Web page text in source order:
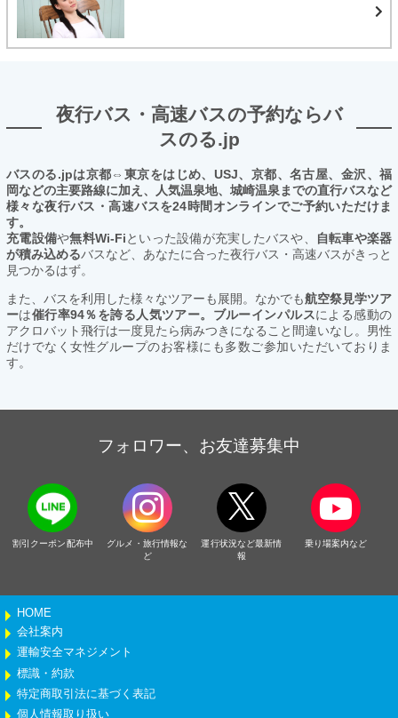
夜行バス・高速バスの予約ならバ
スのる.jp
バスのる.jpは京都⇔東京をはじめ、USJ、京都、名古屋、金沢、福
岡などの主要路線に加え、人気温泉地、城崎温泉までの直行バスなど
様々な夜行バス・高速バスを24時間オンラインでご予約いただけま
す。
充電設備や無料Wi-Fiといった設備が充実したバスや、
自転車や楽器
が積み込めるバスなど、あなたに合った夜行バス・高速バスがきっと
見つかるはず。
また、バスを利用した様々なツアーも展開。なかでも航空祭見学ツア
ーは催行率94％を誇る人気ツアー。ブルーインパルスによる感動の
アクロバット飛行は一度見たら病みつきになること間違いなし。男性
だけでなく女性グループのお客様にも多数ご参加いただいておりま
す。
フォロワー、お友達募集中
割引クーポン配布中
グルメ・旅行情報な
ど
運行状況など最新情
報
乗り場案内など
HOME
会社案内
運輸安全マネジメント
標識・約款
特定商取引法に基づく表記
個人情報取り扱い